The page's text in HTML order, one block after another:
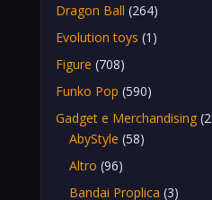
Dragon Ball (264)
Evolution toys (1)
Figure (708)
Funko Pop (590)
Gadget e Merchandising
AbyStyle (58)
Altro (96)
Bandai Proplica (3)